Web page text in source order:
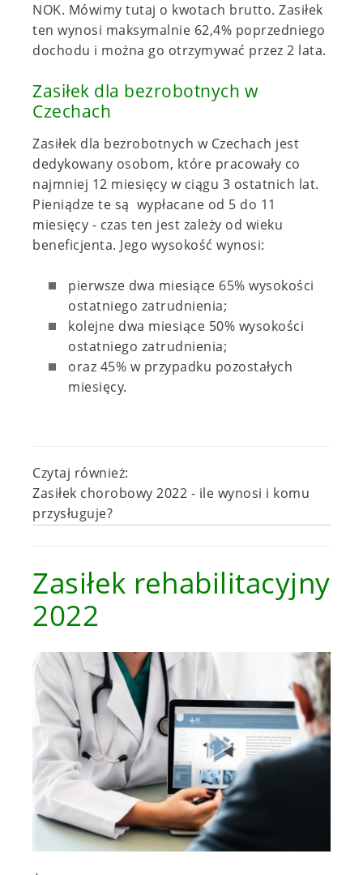
NOK. Mówimy tutaj o kwotach brutto. Zasiłek
ten wynosi maksymalnie 62,4% poprzedniego
dochodu i można go otrzymywać przez 2 lata.
Zasiłek dla bezrobotnych w
Czechach
Zasiłek dla bezrobotnych w Czechach jest
dedykowany osobom, które pracowały co
najmniej 12 miesięcy w ciągu 3 ostatnich lat.
Pieniądze te są wypłacane od 5 do 11
miesięcy - czas ten jest zależy od wieku
beneficjenta. Jego wysokość wynosi:
pierwsze dwa miesiące 65% wysokości
ostatniego zatrudnienia;
kolejne dwa miesiące 50% wysokości
ostatniego zatrudnienia;
oraz 45% w przypadku pozostałych
miesięcy.
Czytaj również:
Zasiłek chorobowy 2022 - ile wynosi i komu
przysługuje?
Zasiłek rehabilitacyjny
2022